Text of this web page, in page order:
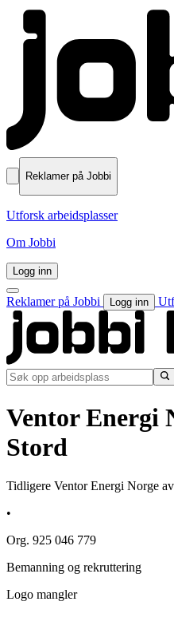
Reklamer på Jobbi
Utforsk arbeidsplasser
Om Jobbi
Logg inn
Reklamer på Jobbi Logg inn
Ventor Energi
Stord
Tidligere Ventor Energi Norge
•
Org. 925 046 779
Bemanning og rekruttering
Logo mangler